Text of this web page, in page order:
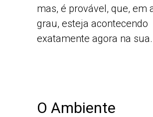
mas, é provável, que, em
grau, esteja acontecendo
exatamente agora na sua.
O Ambiente